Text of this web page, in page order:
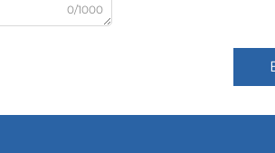
0/1000